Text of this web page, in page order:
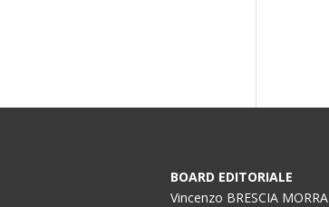
BOARD EDITORIALE
Vincenzo BRESCIA MORRA